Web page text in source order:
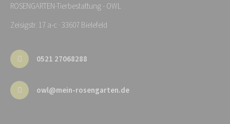
ROSENGARTEN-Tierbestattung - OWL
Zeisigstr. 17 a-c · 33607 Bielefeld
0521 27068288
owl@mein-rosengarten.de